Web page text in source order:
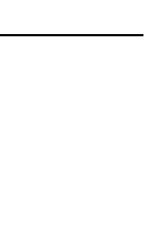
olmalı.